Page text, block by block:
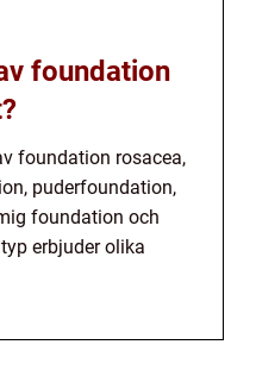
foundation
foundation rosacea,
puderfoundation,
foundation och
erbjuder olika